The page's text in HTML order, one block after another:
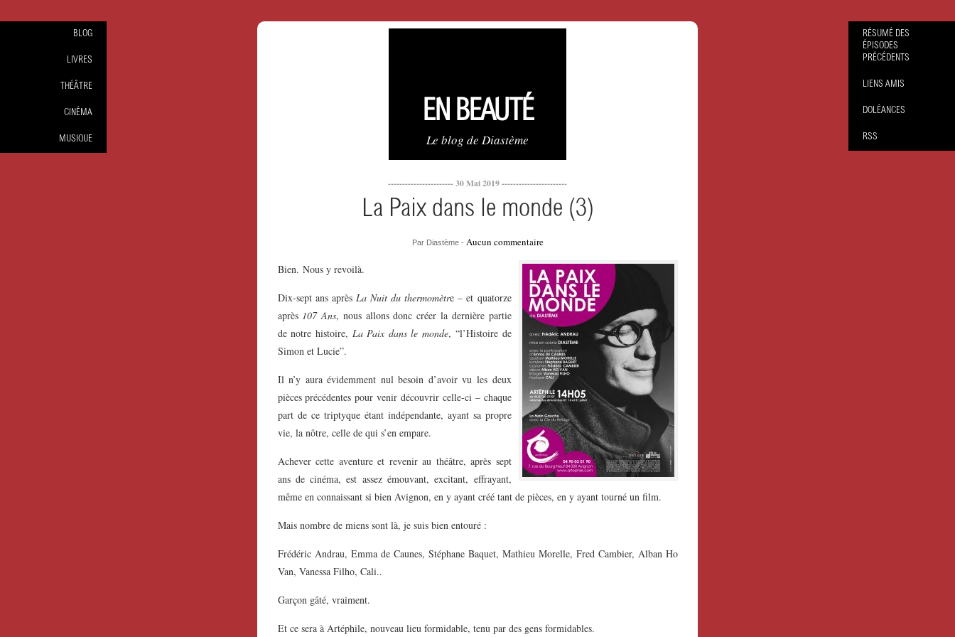
EN BEAUTÉ
Le blog de Diastème
----------------------- 30 Mai 2019 -----------------------
La Paix dans le monde (3)
Par Diastème - Aucun commentaire
Bien. Nous y revoilà.
Dix-sept ans après La Nuit du thermomètre – et quatorze
après 107 Ans, nous allons donc créer la dernière partie
de notre histoire, La Paix dans le monde, “l’Histoire de
Simon et Lucie”.
Il n’y aura évidemment nul besoin d’avoir vu les deux
pièces précédentes pour venir découvrir celle-ci – chaque
part de ce triptyque étant indépendante, ayant sa propre
vie, la nôtre, celle de qui s’en empare.
Achever cette aventure et revenir au théâtre, après sept
ans de cinéma, est assez émouvant, excitant, effrayant,
même en connaissant si bien Avignon, en y ayant créé tant de pièces, en y ayant tourné un film.
Mais nombre de miens sont là, je suis bien entouré :
Frédéric Andrau, Emma de Caunes, Stéphane Baquet, Mathieu Morelle, Fred Cambier, Alban Ho
Van, Vanessa Filho, Cali..
Garçon gâté, vraiment.
Et ce sera à Artéphile, nouveau lieu formidable, tenu par des gens formidables.
BLOG
LIVRES
THÉÂTRE
CINÉMA
MUSIQUE
RÉSUMÉ DES
ÉPISODES
PRÉCÉDENTS
LIENS AMIS
DOLÉANCES
RSS